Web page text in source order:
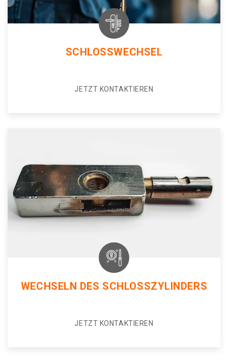
SCHLOSSWECHSEL
JETZT KONTAKTIEREN
WECHSELN DES SCHLOSSZYLINDERS
JETZT KONTAKTIEREN